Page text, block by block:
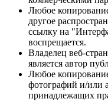
Любое
другое
ссылку на
воспрещается.
Владелец веб-
является автор
Любое
фотографий и/или
принадлежащих